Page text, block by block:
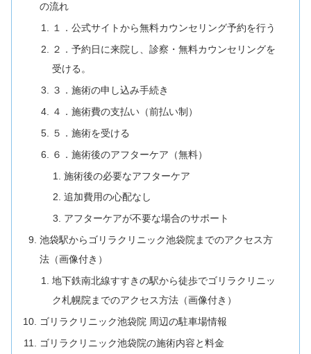
の流れ
１．公式サイトから無料カウンセリング予約を行う
２．予約日に来院し、診察・無料カウンセリングを
受ける。
３．施術の申し込み手続き
４．施術費の支払い（前払い制）
５．施術を受ける
６．施術後のアフターケア（無料）
施術後の必要なアフターケア
追加費用の心配なし
アフターケアが不要な場合のサポート
池袋駅からゴリラクリニック池袋院までのアクセス方
法（画像付き）
地下鉄南北線すすきの駅から徒歩でゴリラクリニッ
ク札幌院までのアクセス方法（画像付き）
ゴリラクリニック池袋院 周辺の駐車場情報
ゴリラクリニック池袋院の施術内容と料金